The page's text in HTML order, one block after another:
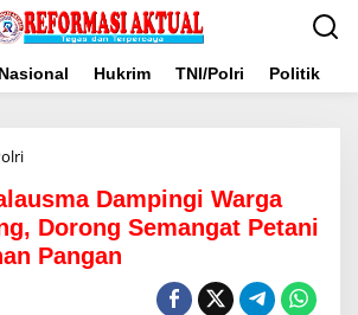
Nasional Hukrim TNI/Polri Politik
Kapolsek
Dampingi
Warga
Jemur
Jagung,
Dampingi Warga
Dorong Semangat Petani
Pangan